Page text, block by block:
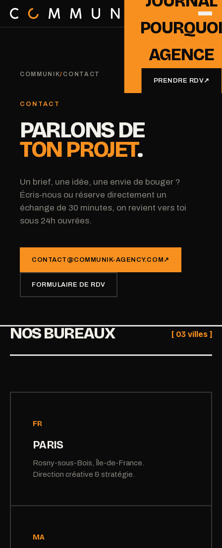
AGENCE
PRENDRE RDV↗
COMMUNIK/ CONTACT
CONTACT
PARLONS DE
TON PROJET.
Un brief, une idée, une envie de bouger ?
Écris-nous ou réserve directement un
échange de 30 minutes, on revient vers toi
sous 24h ouvrées.
CONTACT@COMMUNIK-AGENCY.COM ↗
FORMULAIRE DE RDV
NOS BUREAUX [ 03 villes ]
FR
PARIS
Rosny-sous-Bois, Île-de-France.
Direction créative & stratégie.
MA